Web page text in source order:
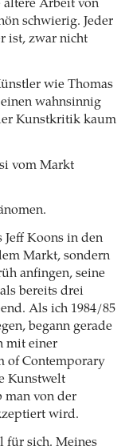
ältere Arbeit von
schwierig. Jeder
ist, zwar nicht
wie Thomas
wahnsinnig
Kunstkritik kaum
vom Markt
Jeff Koons in den
Markt, sondern
anfingen, seine
bereits drei
Als ich 1984/85
begann gerade
mit einer
of Contemporary
Kunstwelt
man von der
wird.
für sich. Meines